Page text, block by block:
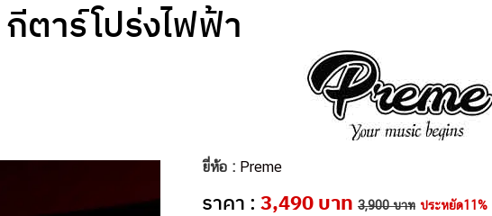
ตาร์โปร่งไฟฟ้า
ยี่ห้อ : Preme
ราคา : 3,490 บาท 3,900 บาท ประหยัด11%